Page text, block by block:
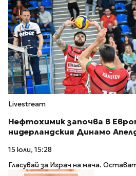
Livestream
Нефтохимик започва в
нидерландския Динамо
15 юли, 15:28
Гласувай за Играч на мача.